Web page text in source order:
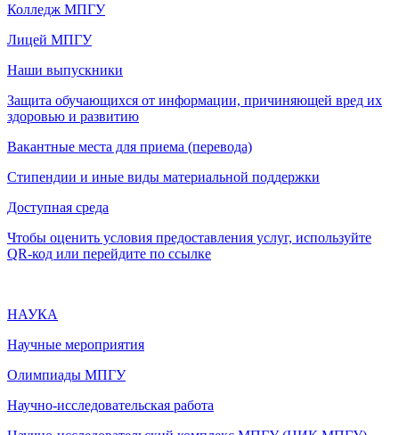
Колледж МПГУ
Лицей МПГУ
Наши выпускники
Защита обучающихся от информации, причиняющей вред их
здоровью и развитию
Вакантные места для приема (перевода)
Стипендии и иные виды материальной поддержки
Доступная среда
Чтобы оценить условия предоставления услуг, используйте
QR-код или перейдите по ссылке
НАУКА
Научные мероприятия
Олимпиады МПГУ
Научно-исследовательская работа